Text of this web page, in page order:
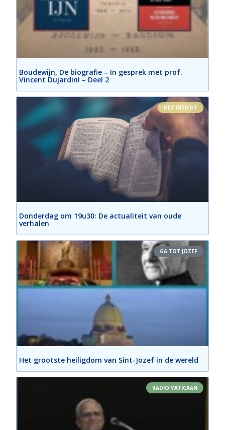
Boudewijn, De biografie – In gesprek met prof.
Vincent Dujardin! – Deel 2
HET INZICHT
Donderdag om 19u30: De actualiteit van oude
verhalen
GA TOT JOZEF
Het grootste heiligdom van Sint-Jozef in de wereld
RADIO VATICAAN